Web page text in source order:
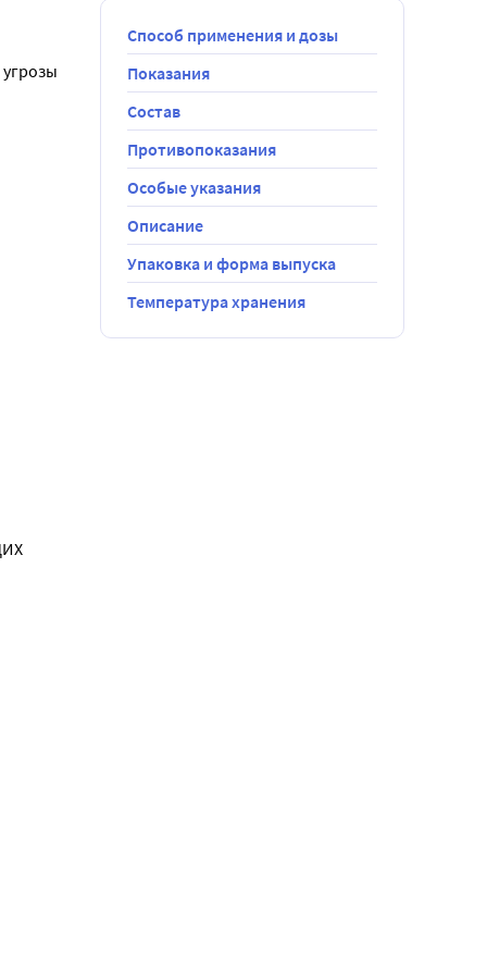
на
7 Состава
и
Способ применения и дозы
Показания
Состав
Противопоказания
Особые указания
Описание
Упаковка и форма выпуска
Температура хранения